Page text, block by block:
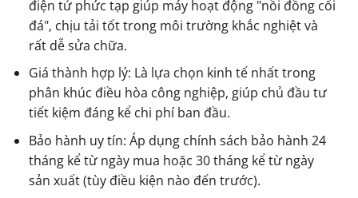
điện tử phức tạp giúp máy hoạt động "nồi đồng cối
đá", chịu tải tốt trong môi trường khắc nghiệt và
rất dễ sửa chữa.
Giá thành hợp lý: Là lựa chọn kinh tế nhất trong
phân khúc điều hòa công nghiệp, giúp chủ đầu tư
tiết kiệm đáng kể chi phí ban đầu.
Bảo hành uy tín: Áp dụng chính sách bảo hành 24
tháng kể từ ngày mua hoặc 30 tháng kể từ ngày
sản xuất (tùy điều kiện nào đến trước).